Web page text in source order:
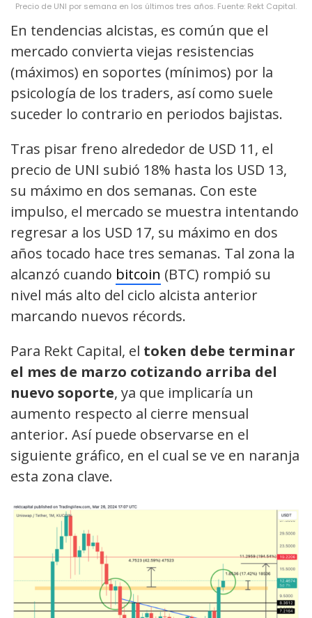
Precio de UNI por semana en los últimos tres años. Fuente: Rekt Capital.
En tendencias alcistas, es común que el
mercado convierta viejas resistencias
(máximos) en soportes (mínimos) por la
psicología de los traders, así como suele
suceder lo contrario en periodos bajistas.
Tras pisar freno alrededor de USD 11, el
precio de UNI subió 18% hasta los USD 13,
su máximo en dos semanas. Con este
impulso, el mercado se muestra intentando
regresar a los USD 17, su máximo en dos
años tocado hace tres semanas. Tal zona la
alcanzó cuando bitcoin (BTC) rompió su
nivel más alto del ciclo alcista anterior
marcando nuevos récords.
Para Rekt Capital, el token debe terminar
el mes de marzo cotizando arriba del
nuevo soporte, ya que implicaría un
aumento respecto al cierre mensual
anterior. Así puede observarse en el
siguiente gráfico, en el cual se ve en naranja
esta zona clave.